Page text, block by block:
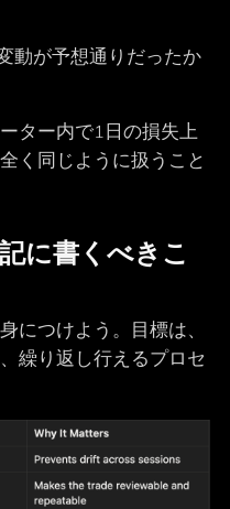
動が予想通りだったか
ター内で1日の損失上
く同じように扱うこと
に書くべきこ
につけよう。目標は、
繰り返し行えるプロセ